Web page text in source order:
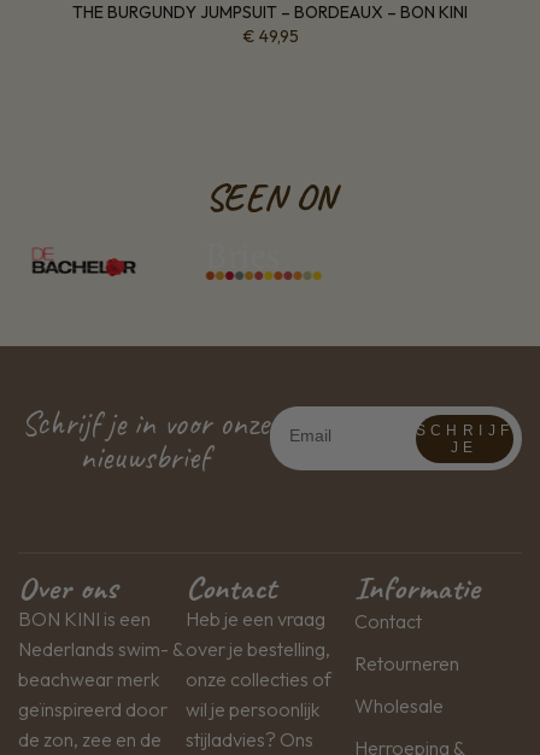
THE BURGUNDY JUMPSUIT – BORDEAUX – BON KINI
€ 49,95
SEEN ON
Schrijf je in voor onze
nieuwsbrief
SCHRIJF
JE
Over ons
BON KINI is een
Nederlands swim- &
beachwear merk
geïnspireerd door
de zon, zee en de
Contact
Heb je een vraag
over je bestelling,
onze collecties of
wil je persoonlijk
stijladvies? Ons
Informatie
Contact
Retourneren
Wholesale
Herroeping &